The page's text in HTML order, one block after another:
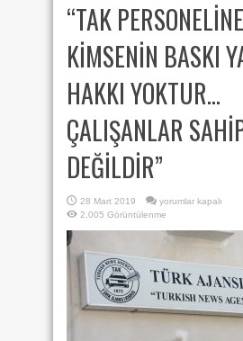
“TAK PERSONELİNE
KİMSENİN BASKI
HAKKI YOKTUR…
ÇALIŞANLAR
DEĞİLDİR”
28 Mart 2019
“TAK
KİMSENİN
BASKI
YAPMA
YOKTUR…
ÇALIŞANLAR
SAHİPSİZ
DEĞİLDİR”
için
yorumlar kapalı
2,005 Görüntülenme